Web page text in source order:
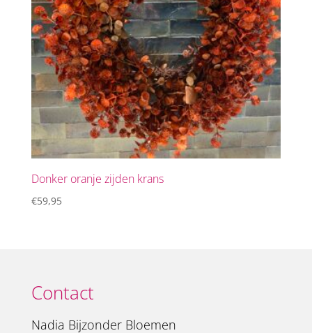
Donker oranje zijden krans
€59,95
Contact
Nadia Bijzonder Bloemen